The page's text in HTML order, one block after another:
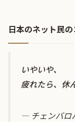
日本のネット民
いやいや、
疲れたら、休
— チェンバロ